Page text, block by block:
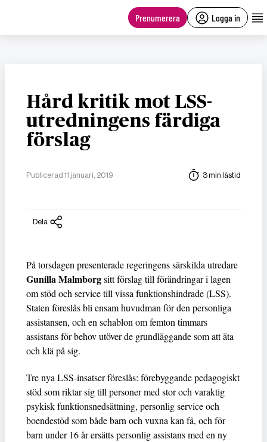
Prenumerera Logga in
Hård kritik mot LSS-
utredningens färdiga
förslag
Publicerad 11 januari, 2019 3 min lästid
Dela
På torsdagen presenterade regeringens särskilda utredare
Gunilla Malmborgsitt förslag till förändringar i lagen
om stöd och service till vissa funktionshindrade (LSS).
Staten föreslås bli ensam huvudman för den personliga
assistansen, och en schablon om femton timmars
assistans för behov utöver de grundläggande som att äta
och klä på sig.
Tre nya LSS-insatser föreslås: förebyggande pedagogiskt
stöd som riktar sig till personer med stor och varaktig
psykisk funktionsnedsättning, personlig service och
boendestöd som både barn och vuxna kan få, och för
barn under 16 år ersätts personlig assistans med en ny